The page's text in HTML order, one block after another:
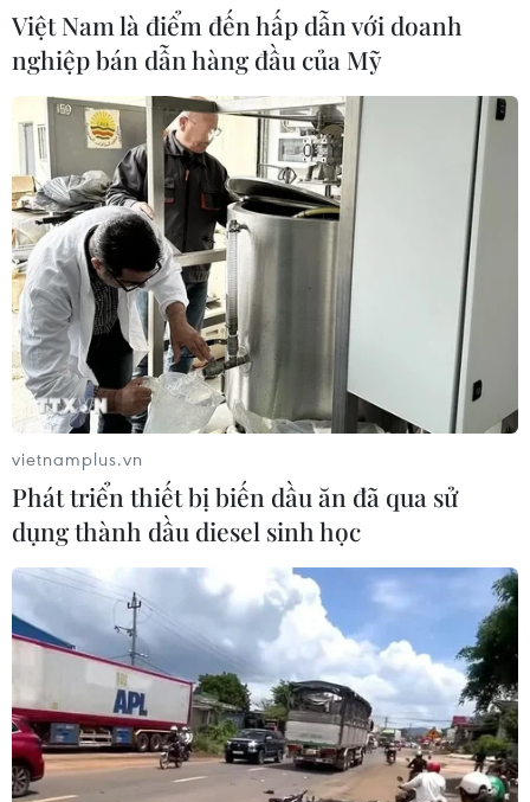
Đức: Đảng SPD nhất trí duy trì liên minh
cầm quyền với CDU/CSU
06/12/2019 23:42
Các nhà lãnh đạo SPD đã nhất trí tiếp tục duy trì liên
minh cầm quyền, song sẽ phải thảo luận lại với liên
đảng bảo thủ về một số vấn đề cho công việc của chính
phủ thời gian tới.
Chưa có gương mặt thực sự sáng giá thay
thế Thủ tướng Đức Merkel
Việt Nam là điểm đến hấp dẫn với doanh
nghiệp bán dẫn hàng đầu của Mỹ
vietnamplus.vn
Phát triển thiết bị biến dầu ăn đã qua sử
dụng thành dầu diesel sinh học